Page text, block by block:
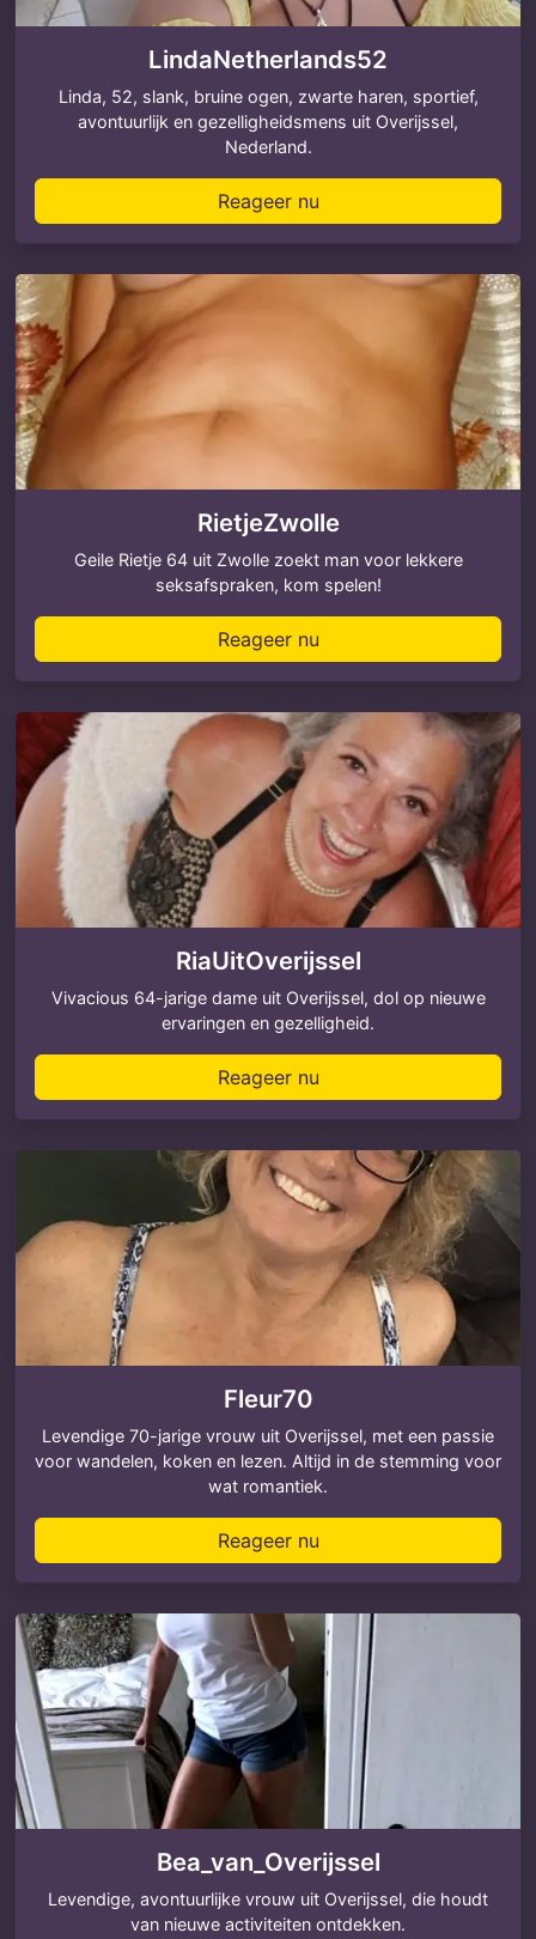
LindaNetherlands52
Linda, 52, slank, bruine ogen, zwarte haren, sportief,
avontuurlijk en gezelligheidsmens uit Overijssel,
Nederland.
Reageer nu
RietjeZwolle
Geile Rietje 64 uit Zwolle zoekt man voor lekkere
seksafspraken, kom spelen!
Reageer nu
RiaUitOverijssel
Vivacious 64-jarige dame uit Overijssel, dol op nieuwe
ervaringen en gezelligheid.
Reageer nu
Fleur70
Levendige 70-jarige vrouw uit Overijssel, met een passie
voor wandelen, koken en lezen. Altijd in de stemming voor
wat romantiek.
Reageer nu
Bea_van_Overijssel
Levendige, avontuurlijke vrouw uit Overijssel, die houdt
van nieuwe activiteiten ontdekken.